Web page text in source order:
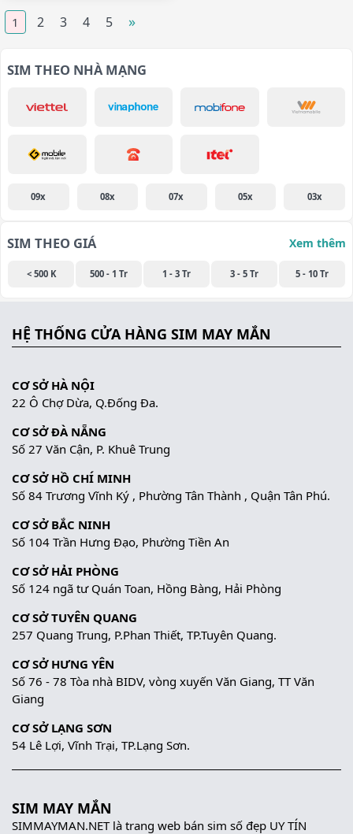
1 2 3 4 5 »
SIM THEO NHÀ MẠNG
09x 08x 07x 05x 03x
SIM THEO GIÁ Xem thêm
< 500 K 500 - 1 Tr 1 - 3 Tr 3 - 5 Tr 5 - 10 Tr
HỆ THỐNG CỬA HÀNG SIM MAY MẮN
CƠ SỞ HÀ NỘI
22 Ô Chợ Dừa, Q.Đống Đa.
CƠ SỞ ĐÀ NẴNG
Số 27 Văn Cận, P. Khuê Trung
CƠ SỞ HỒ CHÍ MINH
Số 84 Trương Vĩnh Ký , Phường Tân Thành , Quận Tân Phú.
CƠ SỞ BẮC NINH
Số 104 Trần Hưng Đạo, Phường Tiền An
CƠ SỞ HẢI PHÒNG
Số 124 ngã tư Quán Toan, Hồng Bàng, Hải Phòng
CƠ SỞ TUYÊN QUANG
257 Quang Trung, P.Phan Thiết, TP.Tuyên Quang.
CƠ SỞ HƯNG YÊN
Số 76 - 78 Tòa nhà BIDV, vòng xuyến Văn Giang, TT Văn
Giang
CƠ SỞ LẠNG SƠN
54 Lê Lợi, Vĩnh Trại, TP.Lạng Sơn.
SIM MAY MẮN
SIMMAYMAN.NET là trang web bán sim số đẹp UY TÍN